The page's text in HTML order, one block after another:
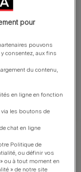
chat
chat stérilisé :
morceaux
vapeur, pour
général des
pour chats
pour
pouvons
consentez, aux fins
du contenu,
en ligne en fonction
les boutons de
chat en ligne
Politique de
ou définir vos
ou à tout moment en
» de notre site